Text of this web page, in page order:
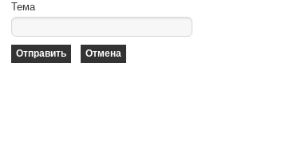
Тема
Отправить Отмена